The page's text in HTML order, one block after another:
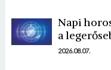
Napi
a
2026.08.07.